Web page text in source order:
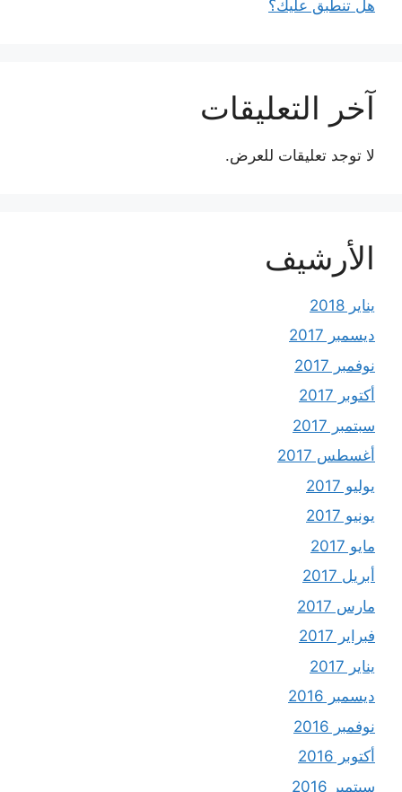
هل تنطبق عليك؟
آخر التعليقات
لا توجد تعليقات للعرض.
الأرشيف
يناير 2018
ديسمبر 2017
نوفمبر 2017
أكتوبر 2017
سبتمبر 2017
أغسطس 2017
يوليو 2017
يونيو 2017
مايو 2017
أبريل 2017
مارس 2017
فبراير 2017
يناير 2017
ديسمبر 2016
نوفمبر 2016
أكتوبر 2016
سبتمبر 2016